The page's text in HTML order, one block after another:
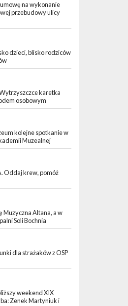
na wykonanie
przebudowy ulicy
dzieci, blisko rodziców
karetka
osobowym
kolejne spotkanie w
Muzealnej
Oddaj krew, pomóż
Muzyczna Altana, a w
Soli Bochnia
dla strażaków z OSP
weekend XIX
Zenek Martyniuk i